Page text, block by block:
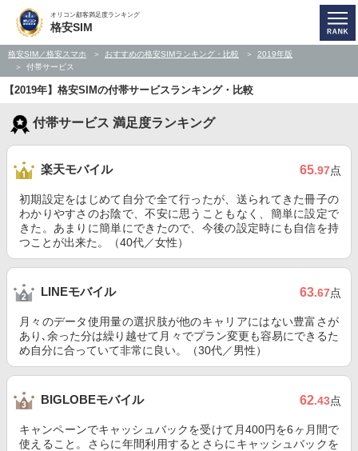
オリコン顧客満足度ランキング
格安SIM
格安SIM／格安スマホ おすすめの格安SIMランキング・比較
2019年版
付帯サービス
【2019年】格安SIMの付帯サービスランキング・比較
付帯サービス 満足度ランキング
楽天モバイル 65.97点
初期設定をはじめて自分で全て行ったが、送られてきた冊子の
わかりやすさのお陰で、不安に思うこともなく、簡単に設定で
きた。あまりに簡単にできたので、今後の設定時にも自信を持
つことが出来た。（40代／女性）
LINEモバイル 63.67点
月々のデータ使用量の選択肢が他のキャリアにはない豊富さが
あり､余った分は繰り越せて月々でプラン変更も容易にできるた
め自分に合っていて非常に良い。（30代／男性）
BIGLOBEモバイル 62.43点
キャンペーンでキャッシュバックを受けて月400円を6ヶ月間で
使えること。さらに年間利用するとさらにキャッシュバックを